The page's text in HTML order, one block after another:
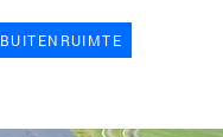
BUITENRUIMTE